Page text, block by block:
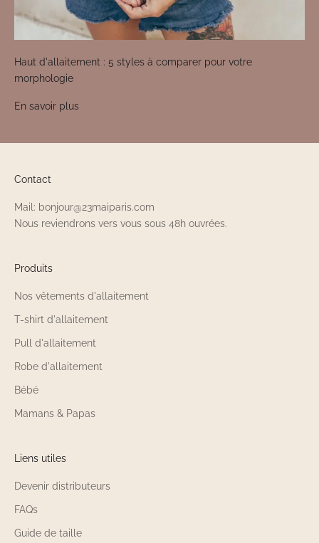
Haut d'allaitement : 5 styles à comparer pour votre
morphologie
En savoir plus
Contact
Mail: bonjour@23maiparis.com
Nous reviendrons vers vous sous 48h ouvrées.
Produits
Nos vêtements d'allaitement
T-shirt d'allaitement
Pull d'allaitement
Robe d'allaitement
Bébé
Mamans & Papas
Liens utiles
Devenir distributeurs
FAQs
Guide de taille